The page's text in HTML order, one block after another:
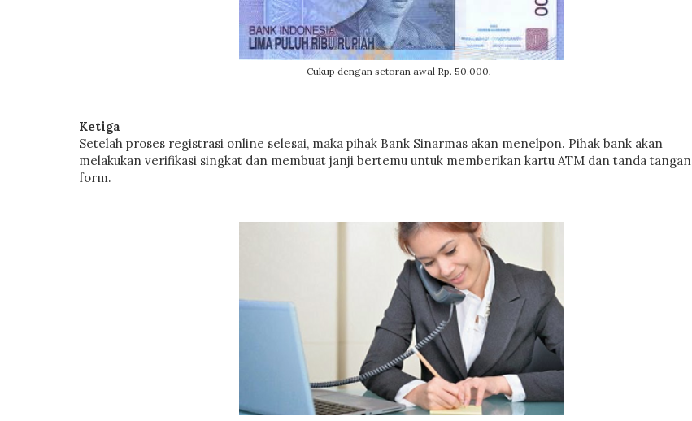
Cukup dengan setoran awal Rp. 50.000,-
Ketiga
Setelah proses registrasi online selesai, maka pihak Bank Sinarmas akan menelpon. Pihak bank akan
melakukan verifikasi singkat dan membuat janji bertemu untuk memberikan kartu ATM dan tanda tangan
form.